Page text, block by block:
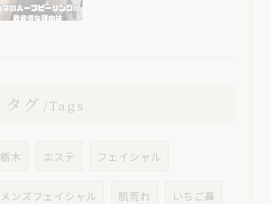
タグ Tags
栃木 エステ フェイシャル
メンズフェイシャル 肌荒れ いちご鼻